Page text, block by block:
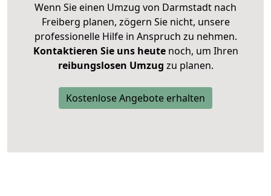
Wenn Sie einen Umzug von Darmstadt nach
Freiberg planen, zögern Sie nicht, unsere
professionelle Hilfe in Anspruch zu nehmen.
Kontaktieren Sie uns heutenoch, um Ihren
reibungslosen Umzug zu planen.
Kostenlose Angebote erhalten